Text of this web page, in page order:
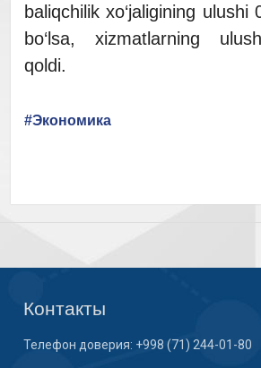
baliqchilik xo‘jaligining
bo‘lsa, xizmatlarning
qoldi.
#Экономика
Контакты
Телефон доверия: +998 (71) 244-01-80